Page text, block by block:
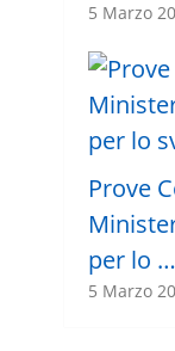
5 Marzo
Prove
per lo …
5 Marzo